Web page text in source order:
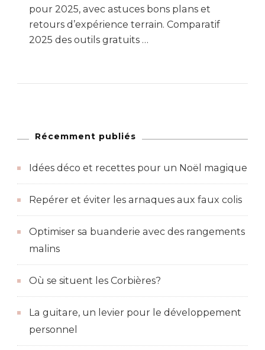
pour 2025, avec astuces bons plans et
retours d’expérience terrain. Comparatif
2025 des outils gratuits …
Récemment publiés
Idées déco et recettes pour un Noël magique
Repérer et éviter les arnaques aux faux colis
Optimiser sa buanderie avec des rangements
malins
Où se situent les Corbières?
La guitare, un levier pour le développement
personnel